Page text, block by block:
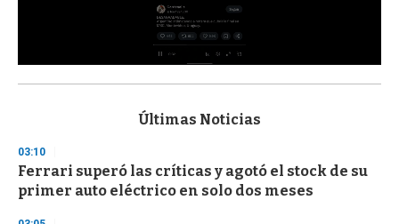
s
d
s
o
f
Últimas Noticias
03:10
Ferrari superó las críticas y agotó el stock de su
primer auto eléctrico en solo dos meses